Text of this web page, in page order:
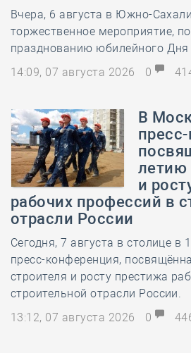
Вчера, 6 августа в Южно-
торжественное мероприятие,
празднованию юбилейного Дня
14:09, 07 августа 2026
0
В
летию
и
рабочих профессий в
отрасли России
Сегодня, 7 августа в столице в
пресс-конференция,
строителя и росту престижа
строительной отрасли России.
13:12, 07 августа 2026
0